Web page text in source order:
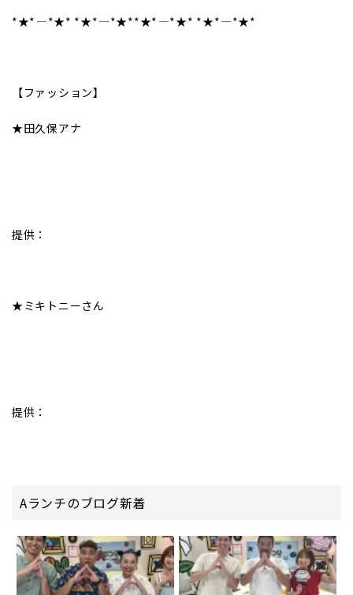
*★*――――*★* *★*――――*★**★*――――*★* *★*――――*★*
【ファッション】
★田久保アナ
提供：
★ミキトニーさん
提供：
Aランチのブログ新着